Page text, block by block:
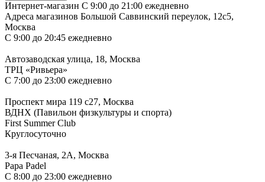
Интернет-магазин С 9:00 до 21:00 ежедневно
Адреса магазинов Большой Саввинский переулок, 12с5,
Москва
С 9:00 до 20:45 ежедневно
Автозаводская улица, 18, Москва
ТРЦ «Ривьера»
С 7:00 до 23:00 ежедневно
Проспект мира 119 с27, Москва
ВДНХ (Павильон физкультуры и спорта)
First Summer Club
Круглосуточно
3-я Песчаная, 2А, Москва
Papa Padel
С 8:00 до 23:00 ежедневно